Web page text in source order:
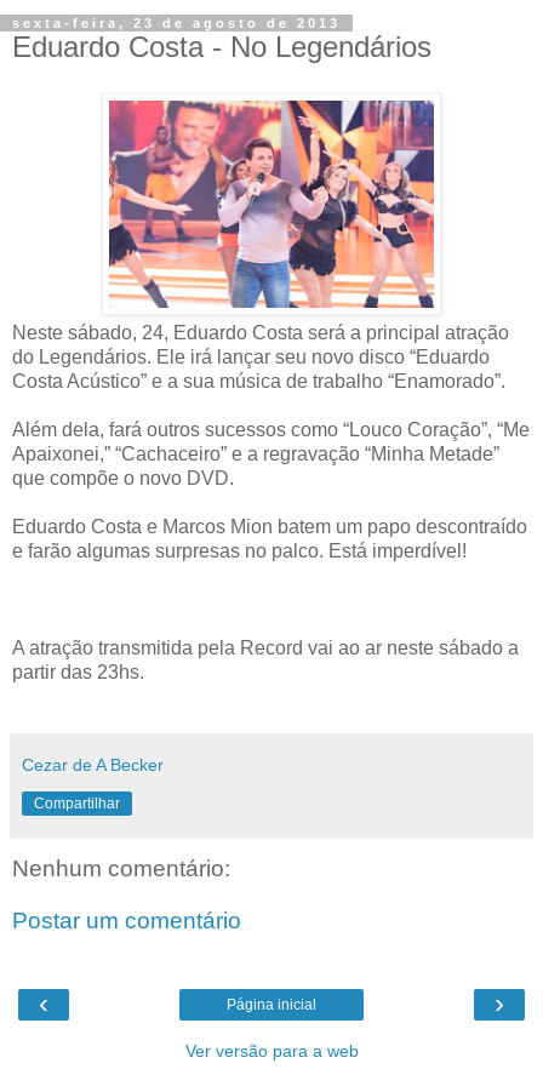
sexta-feira, 23 de agosto de 2013
Eduardo Costa - No Legendários
Neste sábado, 24, Eduardo Costa será a principal atração
do Legendários. Ele irá lançar seu novo disco “Eduardo
Costa Acústico” e a sua música de trabalho “Enamorado”.
Além dela, fará outros sucessos como “Louco Coração”, “Me
Apaixonei,” “Cachaceiro” e a regravação “Minha Metade”
que compõe o novo DVD.
Eduardo Costa e Marcos Mion batem um papo descontraído
e farão algumas surpresas no palco. Está imperdível!
A atração transmitida pela Record vai ao ar neste sábado a
partir das 23hs.
Cezar de A Becker
Compartilhar
Nenhum comentário:
Postar um comentário
‹ ›
Página inicial
Ver versão para a web